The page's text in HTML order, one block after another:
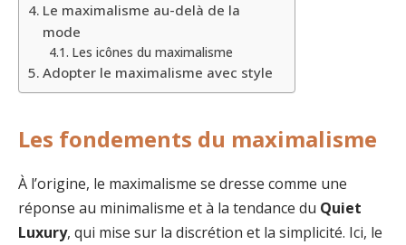
Le maximalisme au-delà de la
mode
Les icônes du maximalisme
Adopter le maximalisme avec style
Les fondements du maximalisme
À l’origine, le maximalisme se dresse comme une
réponse au minimalisme et à la tendance du Quiet
Luxury, qui mise sur la discrétion et la simplicité. Ici, le